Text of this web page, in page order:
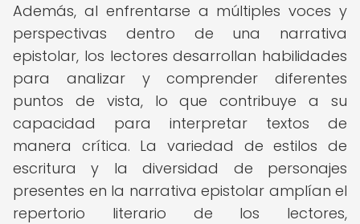
Además, al enfrentarse a múltiples voces y
perspectivas dentro de una narrativa
epistolar, los lectores desarrollan habilidades
para analizar y comprender diferentes
puntos de vista, lo que contribuye a su
capacidad para interpretar textos de
manera crítica. La variedad de estilos de
escritura y la diversidad de personajes
presentes en la narrativa epistolar amplían el
repertorio literario de los lectores,